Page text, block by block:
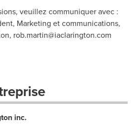
veuillez communiquer avec :
Marketing et communications,
rob.martin@iaclarington.com
inc.